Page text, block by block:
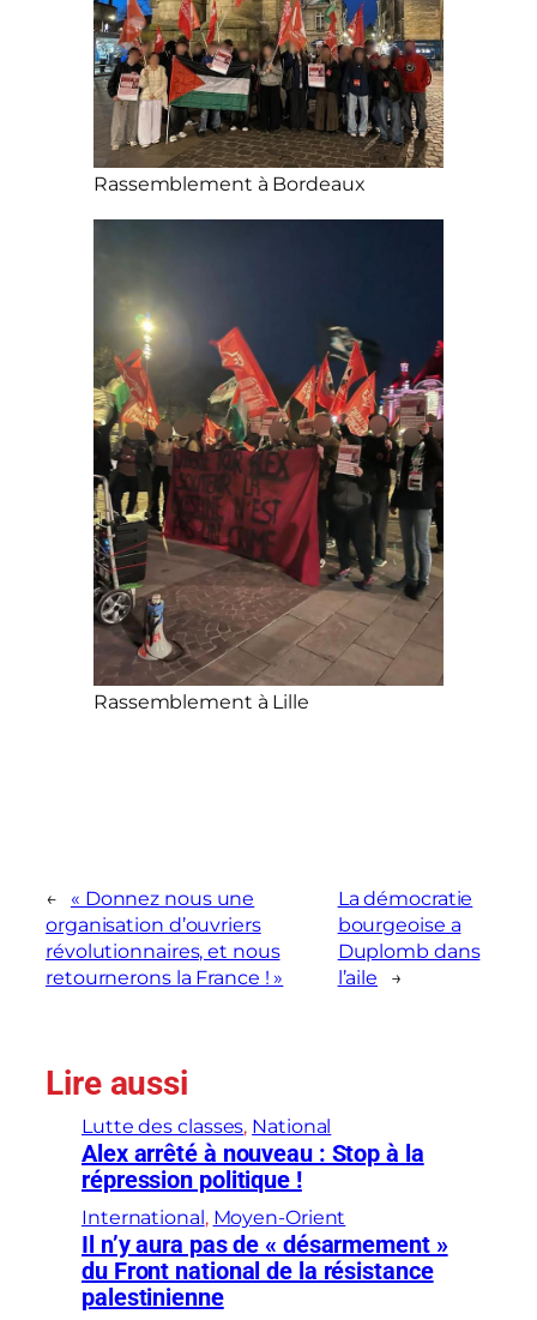
Rassemblement à Bordeaux
Rassemblement à Lille
←
« Donnez nous une
organisation d’ouvriers
révolutionnaires, et nous
retournerons la France ! »
La démocratie
bourgeoise a
Duplomb dans
l’aile
→
Lire aussi
Lutte des classes, National
Alex arrêté à nouveau : Stop à la
répression politique !
International, Moyen-Orient
Il n’y aura pas de « désarmement »
du Front national de la résistance
palestinienne